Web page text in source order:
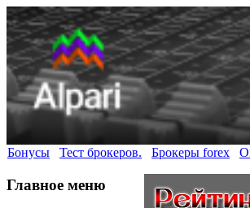
Бонусы Тест брокеров. Брокеры forex
Главное меню